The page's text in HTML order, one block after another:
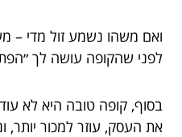
ואם משהו נשמע זול מדי –
לפני שהקופה עושה לך
בסוף, קופה טובה היא לא
את העסק, עוזר למכור יותר,